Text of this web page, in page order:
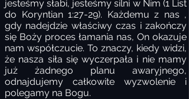
jesteśmy słabi, jesteśmy silni w Nim (1 List
do Koryntian 1:27-29). Każdemu z nas ,
gdy nadejdzie właściwy czas i zakończy
się Boży proces łamania nas, On okazuje
nam współczucie. To znaczy, kiedy widzi,
że nasza siła się wyczerpała i nie mamy
już żadnego planu awaryjnego,
odnajdujemy całkowite wyzwolenie i
polegamy na Bogu.